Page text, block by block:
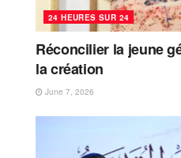
24 HEURES SUR 24
Réconcilier la jeune
la création
June 7, 2026